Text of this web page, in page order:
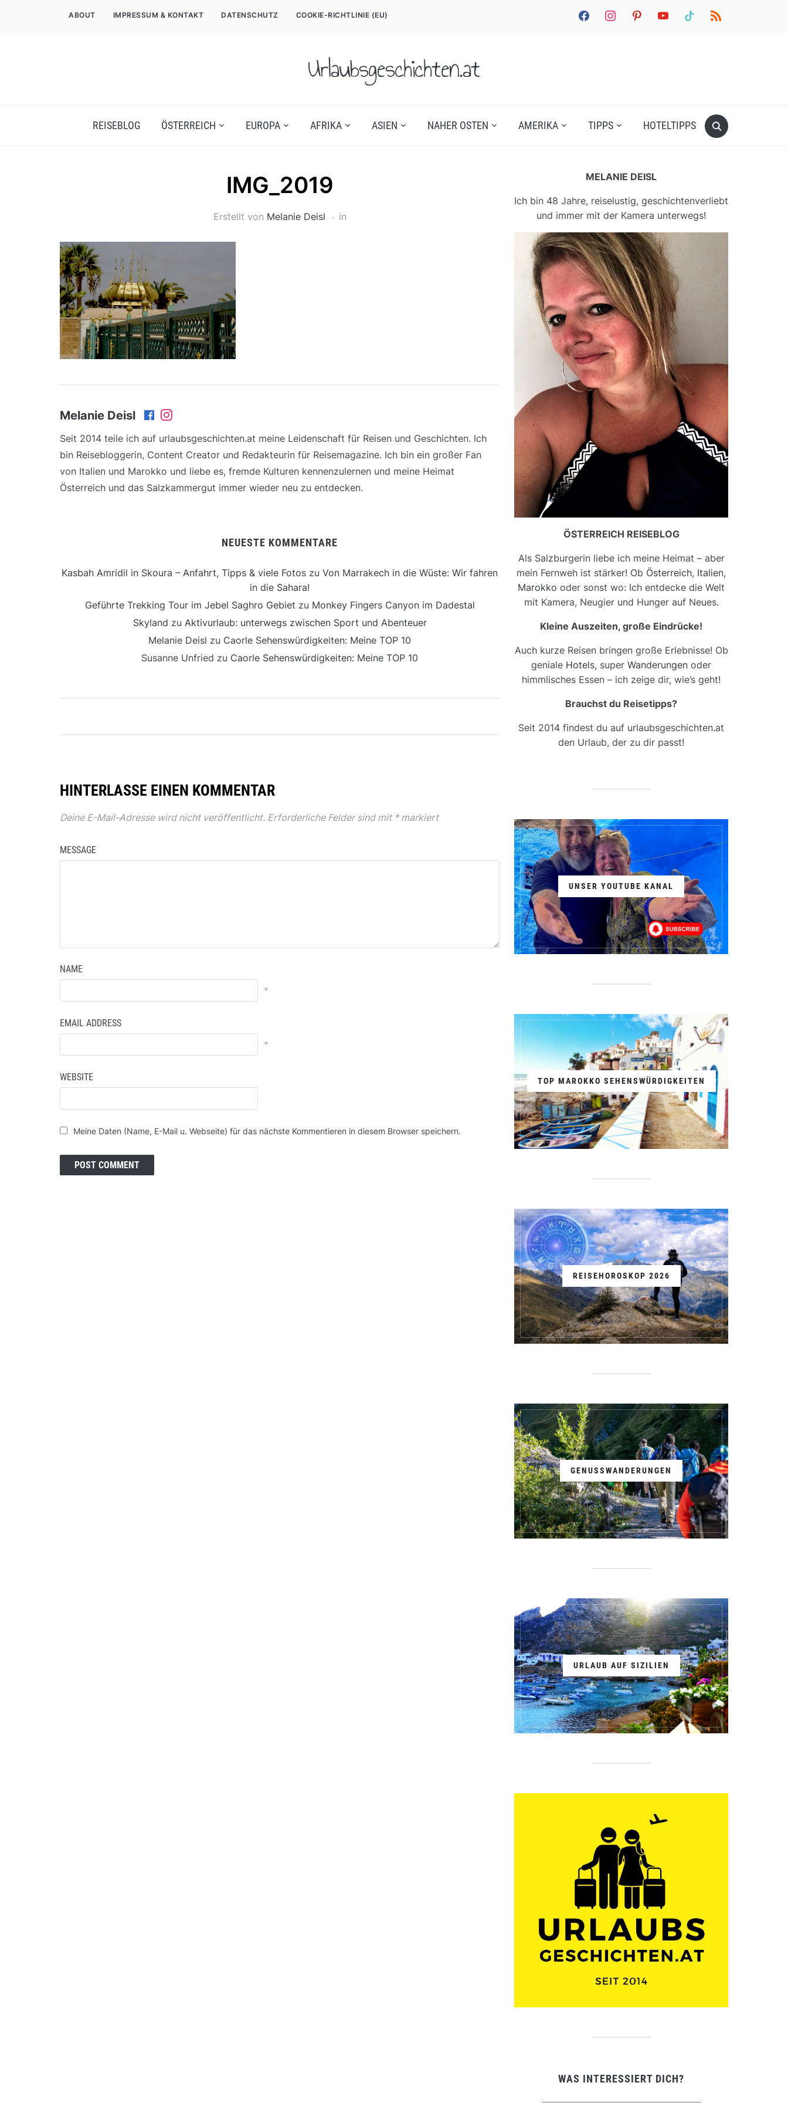
facebookinstagrampinterestyoutube tiktok rss
ABOUT IMPRESSUM & KONTAKT DATENSCHUTZ COOKIE-RICHTLINIE (EU)
Urlaubsgeschichten.at
REISEBLOG ÖSTERREICH EUROPA AFRIKA ASIEN NAHER OSTEN AMERIKA TIPPS HOTELTIPPS
IMG_2019
Erstellt von Melanie Deisl in
Melanie Deisl
Seit 2014 teile ich auf urlaubsgeschichten.at meine Leidenschaft für Reisen und Geschichten. Ich
bin Reisebloggerin, Content Creator und Redakteurin für Reisemagazine. Ich bin ein großer Fan
von Italien und Marokko und liebe es, fremde Kulturen kennenzulernen und meine Heimat
Österreich und das Salzkammergut immer wieder neu zu entdecken.
NEUESTE KOMMENTARE
Kasbah Amridil in Skoura – Anfahrt, Tipps & viele Fotos zu Von Marrakech in die Wüste: Wir fahren
in die Sahara!
Geführte Trekking Tour im Jebel Saghro Gebiet zu Monkey Fingers Canyon im Dadestal
Skyland zu Aktivurlaub: unterwegs zwischen Sport und Abenteuer
Melanie Deisl zu Caorle Sehenswürdigkeiten: Meine TOP 10
Susanne Unfried zu Caorle Sehenswürdigkeiten: Meine TOP 10
HINTERLASSE EINEN KOMMENTAR
Deine E-Mail-Adresse wird nicht veröffentlicht. Erforderliche Felder sind mit *markiert
MESSAGE
NAME
*
EMAIL ADDRESS
*
WEBSITE
Meine Daten (Name, E-Mail u. Webseite) für das nächste Kommentieren in diesem Browser speichern.
MELANIE DEISL
Ich bin 48 Jahre, reiselustig, geschichtenverliebt
und immer mit der Kamera unterwegs!
ÖSTERREICH REISEBLOG
Als Salzburgerin liebe ich meine Heimat – aber
mein Fernweh ist stärker! Ob Österreich, Italien,
Marokko oder sonst wo: Ich entdecke die Welt
mit Kamera, Neugier und Hunger auf Neues.
Kleine Auszeiten, große Eindrücke!
Auch kurze Reisen bringen große Erlebnisse! Ob
geniale Hotels, super Wanderungen oder
himmlisches Essen – ich zeige dir, wie’s geht!
Brauchst du Reisetipps?
Seit 2014 findest du auf urlaubsgeschichten.at
den Urlaub, der zu dir passt!
UNSER YOUTUBE KANAL
TOP MAROKKO SEHENSWÜRDIGKEITEN
REISEHOROSKOP 2026
GENUSSWANDERUNGEN
URLAUB AUF SIZILIEN
WAS INTERESSIERT DICH?